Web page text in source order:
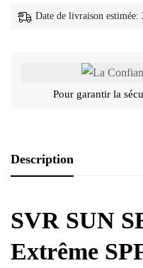
Date de livraison estimée:
Pour garantir la
Description
SVR SUN
Extrême